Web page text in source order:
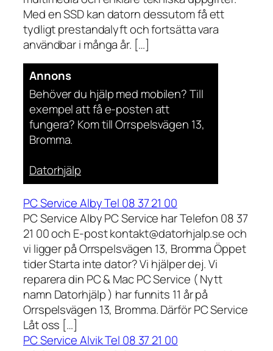
Med en SSD kan datorn dessutom få ett
tydligt prestandalyft och fortsätta vara
användbar i många år. […]
Annons
Behöver du hjälp med mobilen? Till
exempel att få e-posten att
fungera? Kom till Orrspelsvägen 13,
Bromma.
Datorhjälp
PC Service Alby Tel 08 37 21 00
PC Service Alby PC Service har Telefon 08 37
21 00 och E-post kontakt@datorhjalp.se och
vi ligger på Orrspelsvägen 13, Bromma Öppet
tider Starta inte dator? Vi hjälper dej. Vi
reparera din PC & Mac PC Service ( Nytt
namn Datorhjälp ) har funnits 11 år på
Orrspelsvägen 13, Bromma. Därför PC Service
Låt oss […]
PC Service Alvik Tel 08 37 21 00